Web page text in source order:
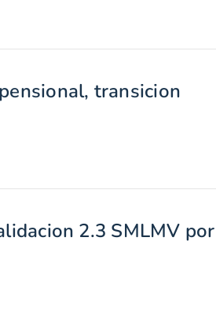
transicion
2.3 SMLMV por